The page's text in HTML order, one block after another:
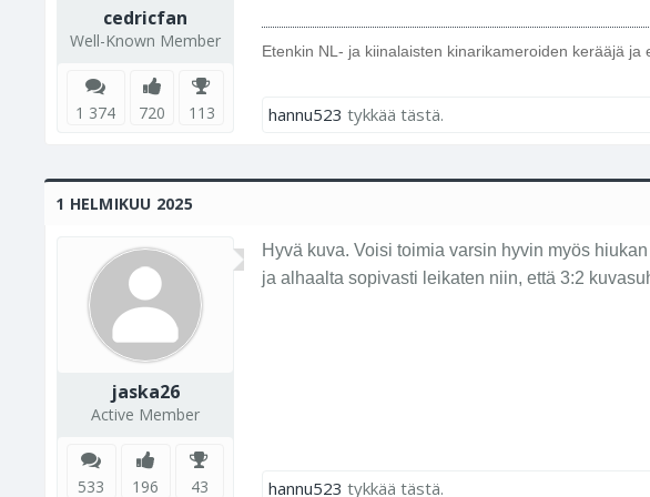
cedricfan
Well-Known Member
1 374 720 113
Etenkin NL- ja kiinalaisten kinarikameroiden kerääjä ja
hannu523 tykkää tästä.
1 HELMIKUU 2025
jaska26
Active Member
533 196 43
Hyvä kuva. Voisi toimia varsin hyvin myös
ja alhaalta sopivasti leikaten niin, että 3:2
hannu523 tykkää tästä.